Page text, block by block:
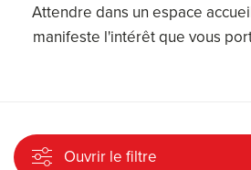
Attendre dans un espace
manifeste l'intérêt que vous
Ouvrir le filtre